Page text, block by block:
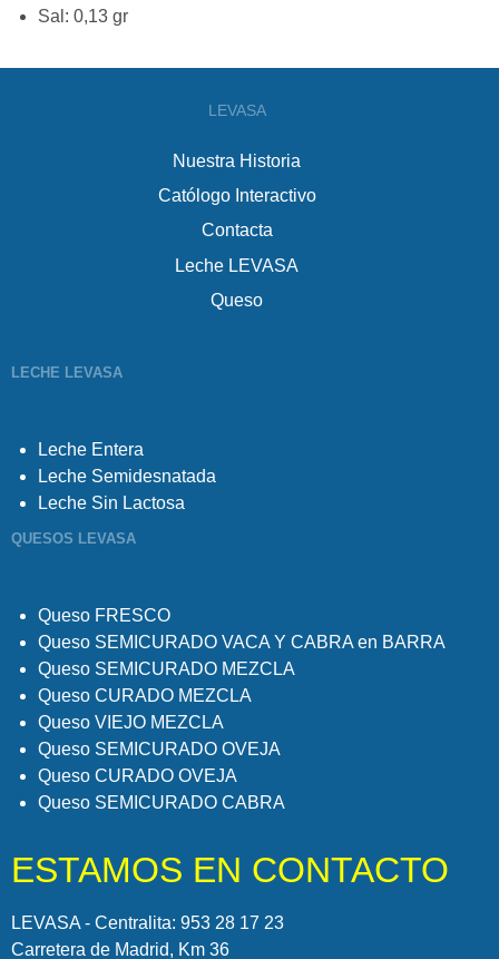
Sal: 0,13 gr
LEVASA
Nuestra Historia
Católogo Interactivo
Contacta
Leche LEVASA
Queso
LECHE LEVASA
Leche Entera
Leche Semidesnatada
Leche Sin Lactosa
QUESOS LEVASA
Queso FRESCO
Queso SEMICURADO VACA Y CABRA en BARRA
Queso SEMICURADO MEZCLA
Queso CURADO MEZCLA
Queso VIEJO MEZCLA
Queso SEMICURADO OVEJA
Queso CURADO OVEJA
Queso SEMICURADO CABRA
ESTAMOS EN CONTACTO
LEVASA - Centralita: 953 28 17 23
Carretera de Madrid, Km 36